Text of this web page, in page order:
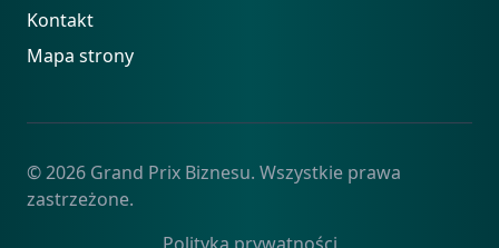
Kontakt
Mapa strony
© 2026 Grand Prix Biznesu. Wszystkie prawa
zastrzeżone.